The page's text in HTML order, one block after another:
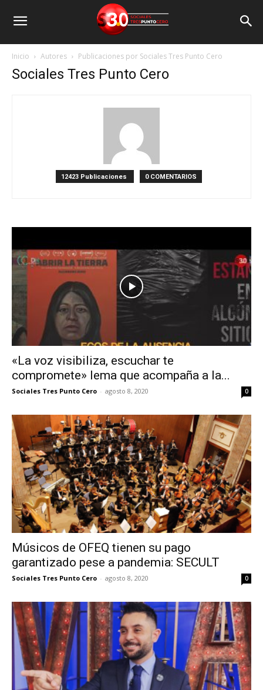
Inicio Autores Publicaciones por Sociales Tres Punto Cero
Sociales Tres Punto Cero
12423 Publicaciones 0 COMENTARIOS
«La voz visibiliza, escuchar te
compromete» lema que acompaña a la...
Sociales Tres Punto Cero - agosto 8, 2020 0
Músicos de OFEQ tienen su pago
garantizado pese a pandemia: SECULT
Sociales Tres Punto Cero - agosto 8, 2020 0